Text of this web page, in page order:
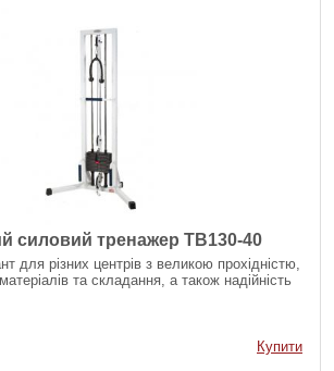
силовий тренажер TB130-40
для різних центрів з великою прохідністю,
та складання, а також надійність
Купити